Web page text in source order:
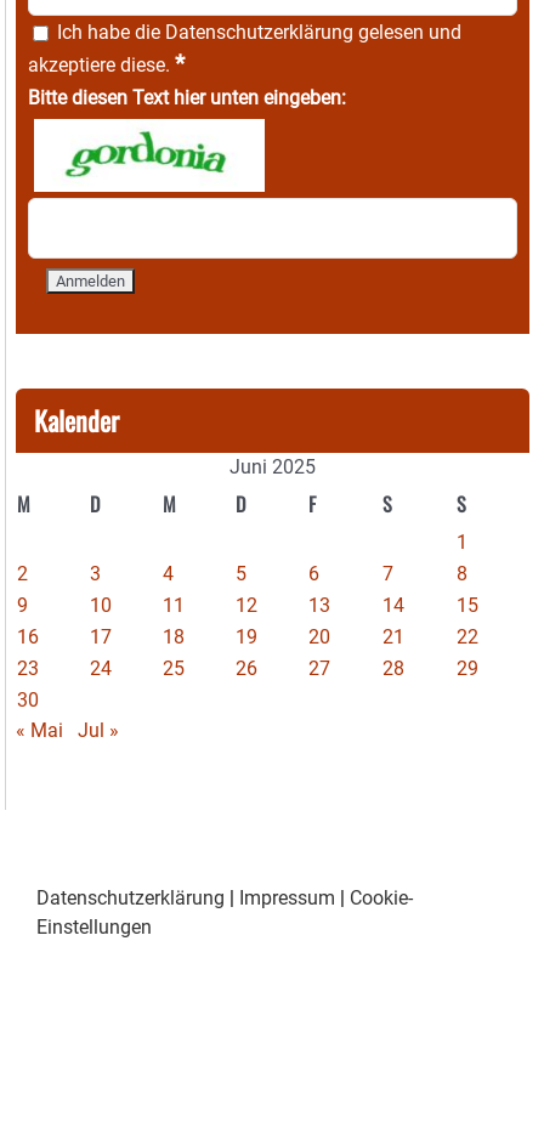
Ich habe die Datenschutzerklärung gelesen und
akzeptiere diese. *
Bitte diesen Text hier unten eingeben:
Kalender
Juni 2025
M D M D F S S
1
2
3 4 5 6 7
8
9
10 11 12 13 14
15
16
17 18 19 20 21
22
23
24 25 26 27 28
29
30
« Mai
Jul »
Datenschutzerklärung | Impressum | Cookie-
Einstellungen